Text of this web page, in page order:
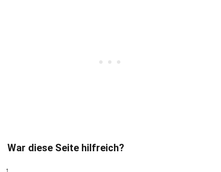
War diese Seite hilfreich?